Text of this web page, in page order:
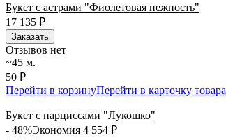
Букет с астрами "Фиолетовая нежность"
17 135 ₽
Заказать
Отзывов нет
~45 м.
50 ₽
Перейти в корзинуПерейти в карточку товара
Букет с нарциссами "Лукошко"
- 48%Экономия 4 554 ₽